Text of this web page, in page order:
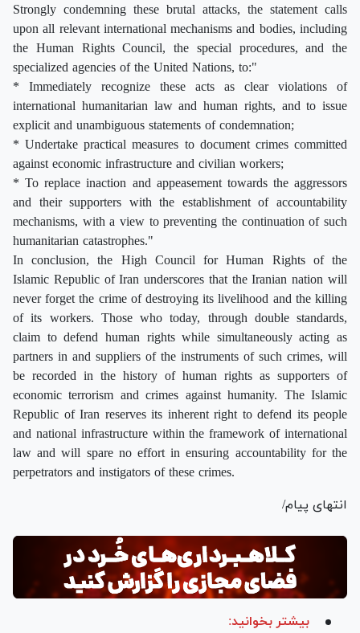
Strongly condemning these brutal attacks, the statement calls
upon all relevant international mechanisms and bodies, including
the Human Rights Council, the special procedures, and the
specialized agencies of the United Nations, to:"
* Immediately recognize these acts as clear violations of
international humanitarian law and human rights, and to issue
explicit and unambiguous statements of condemnation;
* Undertake practical measures to document crimes committed
against economic infrastructure and civilian workers;
* To replace inaction and appeasement towards the aggressors
and their supporters with the establishment of accountability
mechanisms, with a view to preventing the continuation of such
humanitarian catastrophes."
In conclusion, the High Council for Human Rights of the
Islamic Republic of Iran underscores that the Iranian nation will
never forget the crime of destroying its livelihood and the killing
of its workers. Those who today, through double standards,
claim to defend human rights while simultaneously acting as
partners in and suppliers of the instruments of such crimes, will
be recorded in the history of human rights as supporters of
economic terrorism and crimes against humanity. The Islamic
Republic of Iran reserves its inherent right to defend its people
and national infrastructure within the framework of international
law and will spare no effort in ensuring accountability for the
perpetrators and instigators of these crimes.
انتهای پیام/
بیشتر بخوانید: